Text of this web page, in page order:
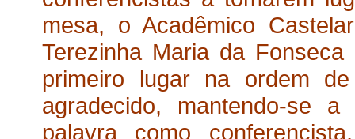
mesa, o Acadêmico
Terezinha Maria da
primeiro lugar na ordem
agradecido, mantendo-se
palavra como